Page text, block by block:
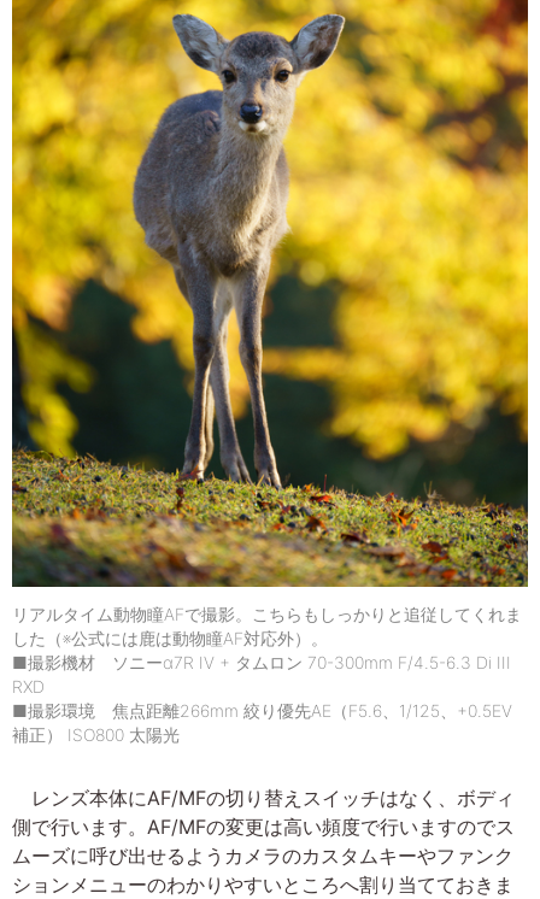
リアルタイム動物瞳AFで撮影。こちらもしっかりと追従してくれま
した（※公式には鹿は動物瞳AF対応外）。
■撮影機材 ソニーα7R IV + タムロン 70-300mm F/4.5-6.3 Di III
RXD
■撮影環境 焦点距離266mm 絞り優先AE（F5.6、1/125、+0.5EV
補正） ISO800 太陽光
レンズ本体にAF/MFの切り替えスイッチはなく、ボディ
側で行います。AF/MFの変更は高い頻度で行いますのでス
ムーズに呼び出せるようカメラのカスタムキーやファンク
ションメニューのわかりやすいところへ割り当てておきま